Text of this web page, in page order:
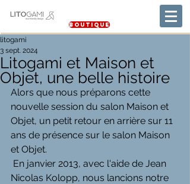
Boutique
Litogami et Maison et
Objet, une belle histoire
litogami
3 sept. 2024
Alors que nous préparons cette
nouvelle session du salon Maison et
Objet, un petit retour en arrière sur 11
ans de présence sur le salon Maison
et Objet.
Nicolas Kolopp, nous lancions notre